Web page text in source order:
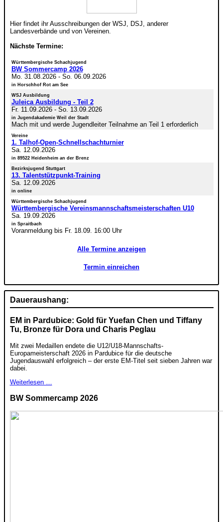
Hier findet ihr Ausschreibungen der WSJ, DSJ, anderer
Landesverbände und von Vereinen.
Nächste Termine:
Württembergische Schachjugend
BW Sommercamp 2026
Mo. 31.08.2026- So. 06.09.2026
in Horschhof Rot am See
WSJ Ausbildung
Juleica Ausbildung - Teil 2
Fr. 11.09.2026- So. 13.09.2026
in Jugendakademie Weil der Stadt
Mach mit und werde Jugendleiter Teilnahme an Teil 1 erforderlich
Vereine
1. Talhof-Open-Schnellschachturnier
Sa. 12.09.2026
in 89522 Heidenheim an der Brenz
Bezirksjugend Stuttgart
13. Talentstützpunkt-Training
Sa. 12.09.2026
in online
Württembergische Schachjugend
Württembergische Vereinsmannschaftsmeisterschaften U10
Sa. 19.09.2026
in Spraitbach
Voranmeldung bis Fr. 18.09. 16:00 Uhr
Alle Termine anzeigen
Termin einreichen
Daueraushang:
EM in Pardubice: Gold für Yuefan Chen und Tiffany
Tu, Bronze für Dora und Charis Peglau
Mit zwei Medaillen endete die U12/U18-Mannschafts-
Europameisterschaft 2026 in Pardubice für die deutsche
Jugendauswahl erfolgreich – der erste EM-Titel seit sieben Jahren war
dabei.
Weiterlesen …
BW Sommercamp 2026